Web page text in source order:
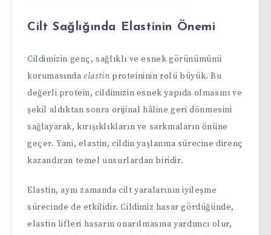
Cilt Sağlığında Elastinin Önemi
Cildimizin genç, sağlıklı ve esnek görünümünü
korumasındaelastin proteininin rolü büyük. Bu
değerli protein, cildimizin esnek yapıda olmasını ve
şekil aldıktan sonra orijinal hâline geri dönmesini
sağlayarak, kırışıklıkların ve sarkmaların önüne
geçer. Yani, elastin, cildin yaşlanma sürecine direnç
kazandıran temel unsurlardan biridir.
Elastin, aynı zamanda cilt yaralarının iyileşme
sürecinde de etkilidir. Cildimiz hasar gördüğünde,
elastin lifleri hasarın onarılmasına yardımcı olur,